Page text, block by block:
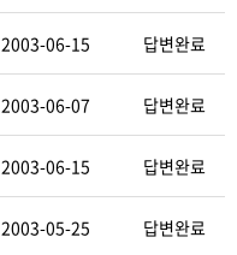
2003-06-15 답변완료
2003-06-07 답변완료
2003-06-15 답변완료
2003-05-25 답변완료